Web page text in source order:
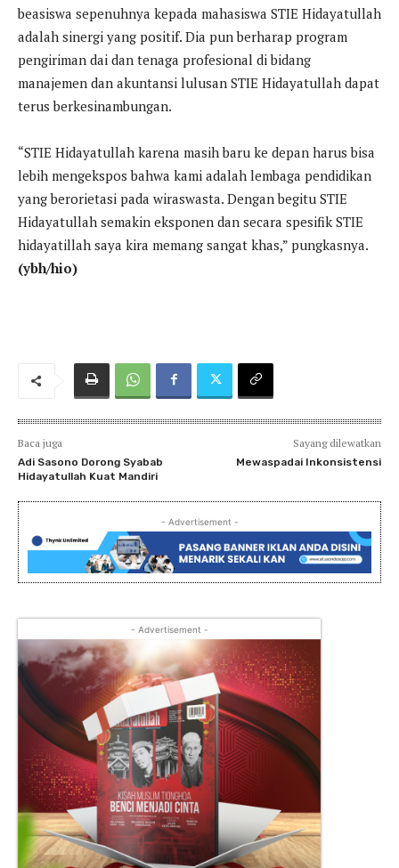
beasiswa sepenuhnya kepada mahasiswa STIE Hidayatullah
adalah sinergi yang positif. Dia pun berharap program
pengiriman dai dan tenaga profesional di bidang
manajemen dan akuntansi lulusan STIE Hidayatullah dapat
terus berkesinambungan.
“STIE Hidayatullah karena masih baru ke depan harus bisa
lebih mengekspos bahwa kami adalah lembaga pendidikan
yang berorietasi pada wiraswasta. Dengan begitu STIE
Hidayatullah semakin eksponen dan secara spesifik STIE
hidayatillah saya kira memang sangat khas,” pungkasnya.
(ybh/hio)
Baca juga
Adi Sasono Dorong Syabab
Hidayatullah Kuat Mandiri
Sayang dilewatkan
Mewaspadai Inkonsistensi
- Advertisement -
- Advertisement -